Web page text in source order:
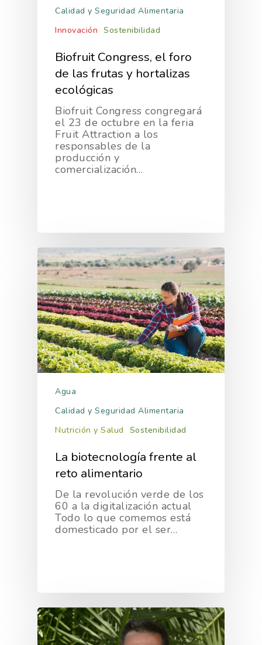
Calidad y Seguridad Alimentaria
Innovación Sostenibilidad
Biofruit Congress, el foro
de las frutas y hortalizas
ecológicas
Biofruit Congress congregará
el 23 de octubre en la feria
Fruit Attraction a los
responsables de la
producción y
comercialización…
Agua
Calidad y Seguridad Alimentaria
Nutrición y Salud
Sostenibilidad
La biotecnología frente al
reto alimentario
De la revolución verde de los
60 a la digitalización actual
Todo lo que comemos está
domesticado por el ser…